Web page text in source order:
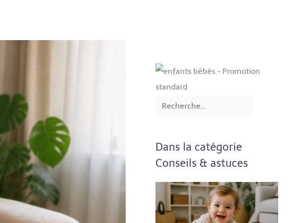
Dans la catégorie
Conseils & astuces